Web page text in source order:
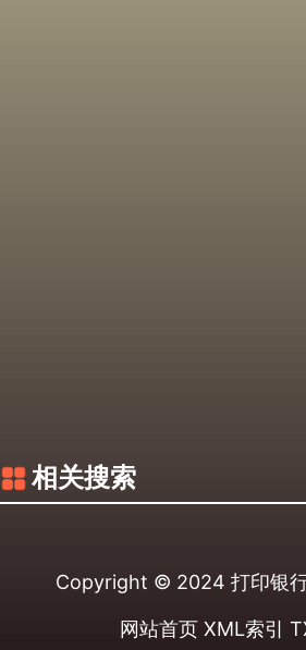
相关搜索
Copyright © 2024 打印银
网站首页 XML索引